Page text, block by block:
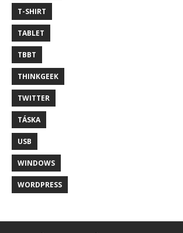
T-SHIRT
TABLET
TBBT
THINKGEEK
TWITTER
TÁSKA
USB
WINDOWS
WORDPRESS